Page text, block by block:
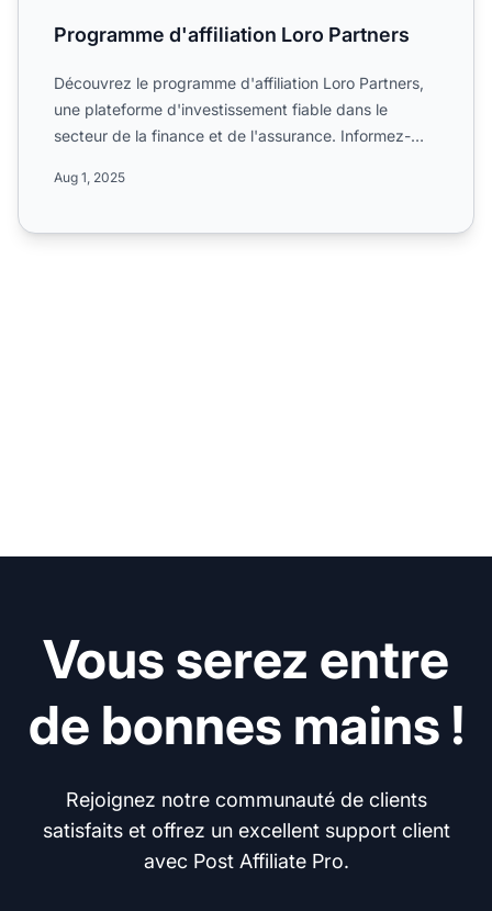
Programme d'affiliation Loro Partners
Découvrez le programme d'affiliation Loro Partners,
une plateforme d'investissement fiable dans le
secteur de la finance et de l'assurance. Informez-
Aug 1, 2025
Vous serez entre
de bonnes mains !
Rejoignez notre communauté de clients
satisfaits et offrez un excellent support client
avec Post Affiliate Pro.